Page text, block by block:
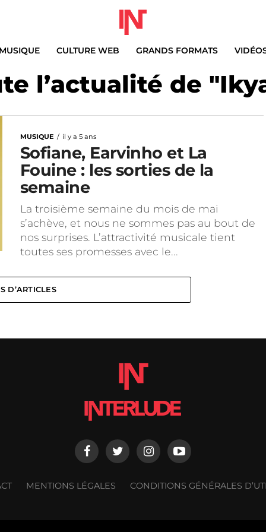
CULTURE WEB GRANDS FORMATS
l’actualité de
MUSIQUE il y a 5 ans
Sofiane, Earvinho et La
Fouine : les sorties de la
semaine
La troisième semaine du mois de mai
s’achève, et nous ne sommes pas au bout de
nos surprises. L’attractivité musicale tient
toutes ses promesses avec le...
D’ARTICLES
MENTIONS LÉGALES CONDITIONS GÉNÉRALES